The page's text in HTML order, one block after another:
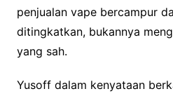
penjualan vape bercampur
ditingkatkan, bukannya
yang sah.
Yusoff dalam kenyataan